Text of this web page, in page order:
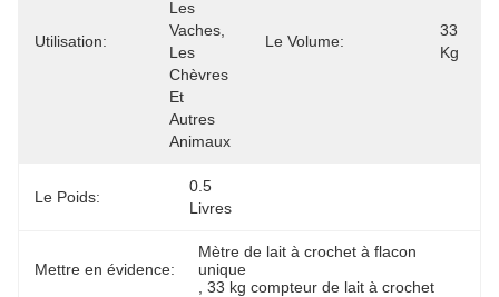
Utilisation:
Les
Vaches,
Les
Chèvres
Et
Autres
Animaux
Le Volume:
33
Kg
Le Poids:
0.5
Livres
Mettre en évidence:
Mètre de lait à crochet à flacon
unique
, 33 kg compteur de lait à crochet